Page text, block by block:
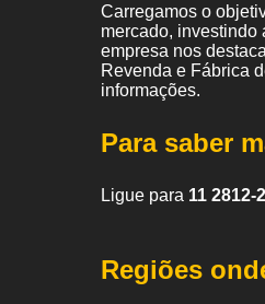
Carregamos o
mercado, investindo
empresa nos
Revenda e Fábrica
informações.
Para saber
Ligue para 11 2812-
Regiões